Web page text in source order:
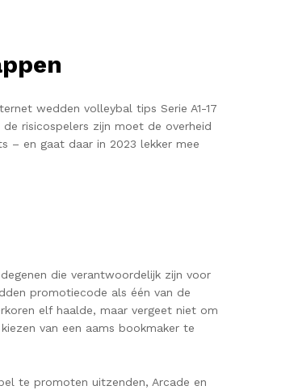
wedden volleybal tips Serie A1-17
risicospelers zijn moet de overheid
– en gaat daar in 2023 lekker mee
die verantwoordelijk zijn voor
promotiecode als één van de
elf haalde, maar vergeet niet om
van een aams bookmaker te
te promoten uitzenden, Arcade en